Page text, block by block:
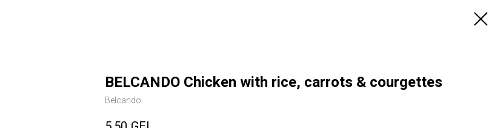
BELCANDO Chicken with rice, carrots & courgettes
Belcando